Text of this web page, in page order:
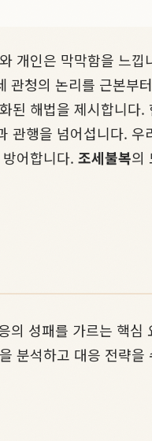
개인은 막막함을 느
청의 논리를 근본부
된 해법을 제시합니다
관행을 넘어섭니다.
어합니다. 조세불복의
성패를 가르는 핵심
분석하고 대응 전략